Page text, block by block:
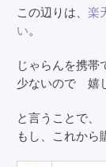
この辺りは、楽
い。
じゃらんを携帯
少ないので 嬉
と言うことで、
もし、これから